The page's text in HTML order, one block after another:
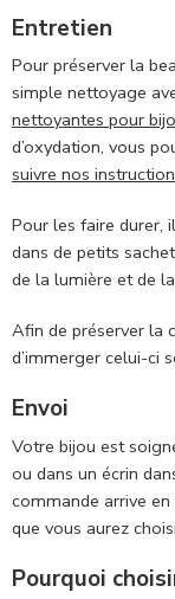
Entretien
Pour préserver la
simple nettoyage
nettoyantes pour
d’oxydation, vous
suivre nos
Pour les faire durer,
dans de petits
de la lumière et de
Afin de préserver la
d’immerger celui-ci
Envoi
Votre bijou est
ou dans un écrin
commande arrive
que vous aurez
Pourquoi